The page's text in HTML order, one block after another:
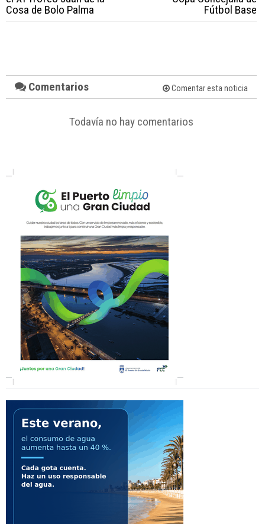
Cosa de Bolo Palma
Fútbol Base
Comentarios Comentar esta noticia
Todavía no hay comentarios